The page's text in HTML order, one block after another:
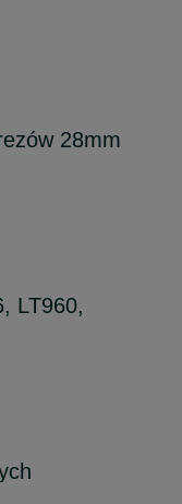
28mm
LT960,